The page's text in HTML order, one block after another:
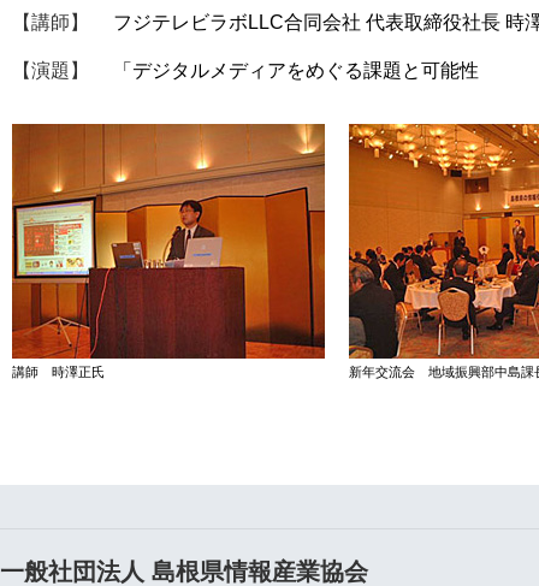
【講師】 フジテレビラボLLC合同会社 代表取締役社長 時
【演題】 「デジタルメディアをめぐる課題と可能性
講師 時澤正氏 新年交流会 地域振興部中島課
一般社団法人 島根県情報産業協会